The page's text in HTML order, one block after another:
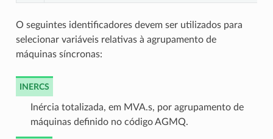
O seguintes identificadores devem ser utilizados para
selecionar variáveis relativas à agrupamento de
máquinas síncronas:
INERCS
Inércia totalizada, em MVA.s, por agrupamento de
máquinas definido no código AGMQ.